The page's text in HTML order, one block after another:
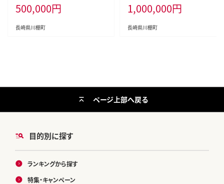
500,000円
長崎県川棚町
1,000,000円
長崎県川棚町
目的別に探す
ランキングから探す
特集・キャンペーン
ページ上部へ戻る